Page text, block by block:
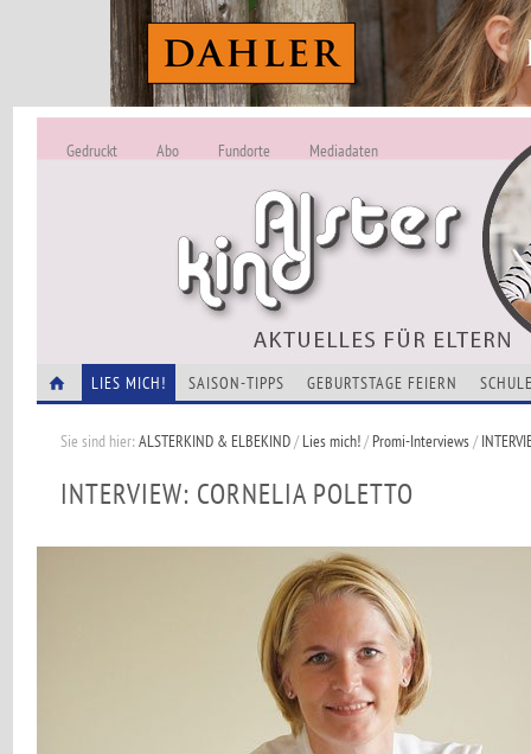
ALSTERKIND -
Alles Neu
Gedruckt Abo Fundorte Mediadaten
LIES MICH! SAISON-TIPPS GEBURTSTAGE FEIERN
Sie sind hier:ALSTERKIND & ELBEKIND/Lies mich!/Promi-Interviews/
INTERVIEW: CORNELIA POLETTO